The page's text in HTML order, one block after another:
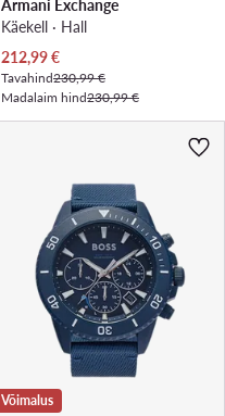
Armani Exchange
Käekell · Hall
Praegune hind
212,99€
Tavahind230,99 €
Madalaim hind230,99 €
Võimalus